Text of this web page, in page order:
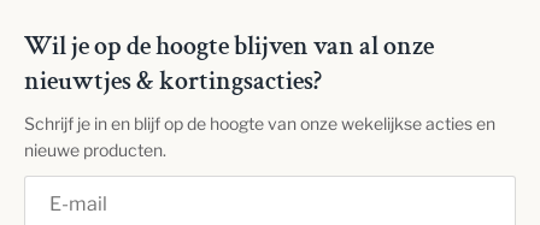
Wil je op de hoogte blijven van al onze
nieuwtjes & kortingsacties?
Schrijf je in en blijf op de hoogte van onze wekelijkse acties en
nieuwe producten.